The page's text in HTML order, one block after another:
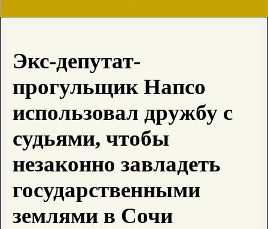
Экс-депутат-
прогульщик Напсо
использовал дружбу с
судьями, чтобы
незаконно завладеть
государственными
землями в Сочи